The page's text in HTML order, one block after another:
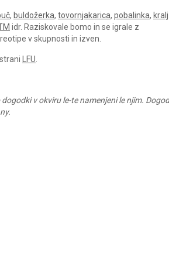
, buldožerka, tovornjakarica, pobalinka, kralj
idr. Raziskovale bomo in se igrale z
v skupnosti in izven.
LFU
v okviru le-te namenjeni le njim.